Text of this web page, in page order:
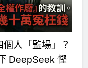
人「監場」？
DeepSeek 慳